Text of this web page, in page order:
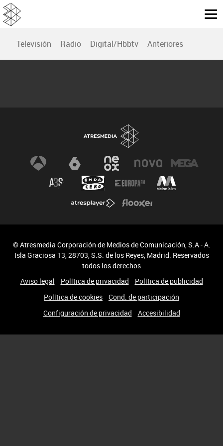
Televisión Radio Digital/Hbbtv Anteriores
© Atresmedia Corporación de Medios de Comunicación, S.A - A.
Isla Graciosa 13, 28703, S.S. de los Reyes, Madrid. Reservados
todos los derechos
Aviso legal
Política de privacidad
Política de publicidad
Política de cookies
Cond. de participación
Configuración de privacidad
Accesibilidad